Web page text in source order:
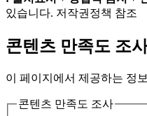
있습니다. 저작권정책 참조
콘텐츠 만족도 조
이 페이지에서 제공하는 정
콘텐츠 만족도 조사